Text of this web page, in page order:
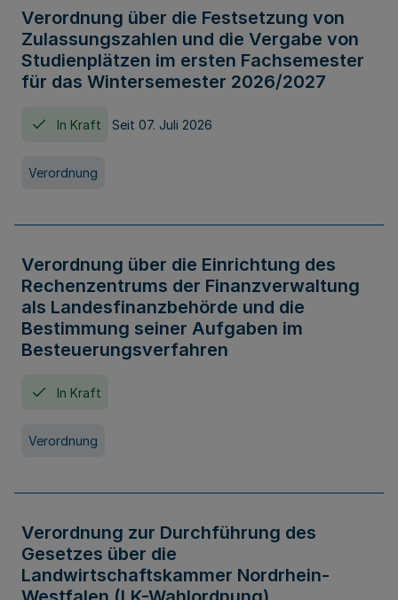
Verordnung über die Festsetzung von
Zulassungszahlen und die Vergabe von
Studienplätzen im ersten Fachsemester
für das Wintersemester 2026/2027
In Kraft Seit 07. Juli 2026
Verordnung
Verordnung über die Einrichtung des
Rechenzentrums der Finanzverwaltung
als Landesfinanzbehörde und die
Bestimmung seiner Aufgaben im
Besteuerungsverfahren
In Kraft
Verordnung
Verordnung zur Durchführung des
Gesetzes über die
Landwirtschaftskammer Nordrhein-